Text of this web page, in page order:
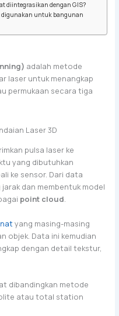
diintegrasikan dengan GIS?
digunakan untuk bangunan
adalah metode
laser untuk menangkap
permukaan secara tiga
pulsa laser ke
yang dibutuhkan
ke sensor. Dari data
dan membentuk model
point cloud.
yang masing-masing
objek. Data ini kemudian
dengan detail tekstur,
dibandingkan metode
atau total station